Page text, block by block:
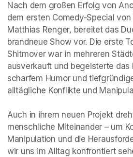
Nach dem großen Erfolg von
dem ersten Comedy-Special von
Matthias Renger, bereitet das
brandneue Show vor. Die erste
Shitmover war in mehreren
ausverkauft und begeisterte das
scharfem Humor und
alltägliche Konflikte und
Auch in ihrem neuen Projekt
menschliche Miteinander – um
Manipulation und die
wir uns im Alltag konfrontiert